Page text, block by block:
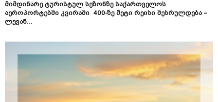
მიმდინარე ტურისტულ სეზონზე საქართველოს
აეროპორტებში კვირაში 400-ზე მეტი რეისი შესრულდება –
ლევან...